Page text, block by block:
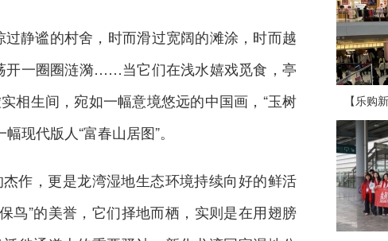
静谧的村舍，时而滑过宽阔的滩涂，时而越
开一圈圈涟漪……当它们在浅水嬉戏觅食，亭
相生间，宛如一幅意境悠远的中国画，“玉树
现代版人“富春山居图”。
作，更是龙湾湿地生态环境持续向好的鲜活
鸟”的美誉，它们择地而栖，实则是在用翅膀